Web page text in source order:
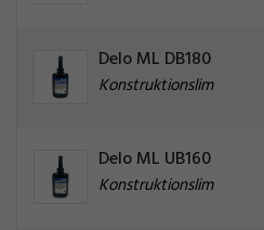
Delo ML DB180
Konstruktionslim
Delo ML UB160
Konstruktionslim